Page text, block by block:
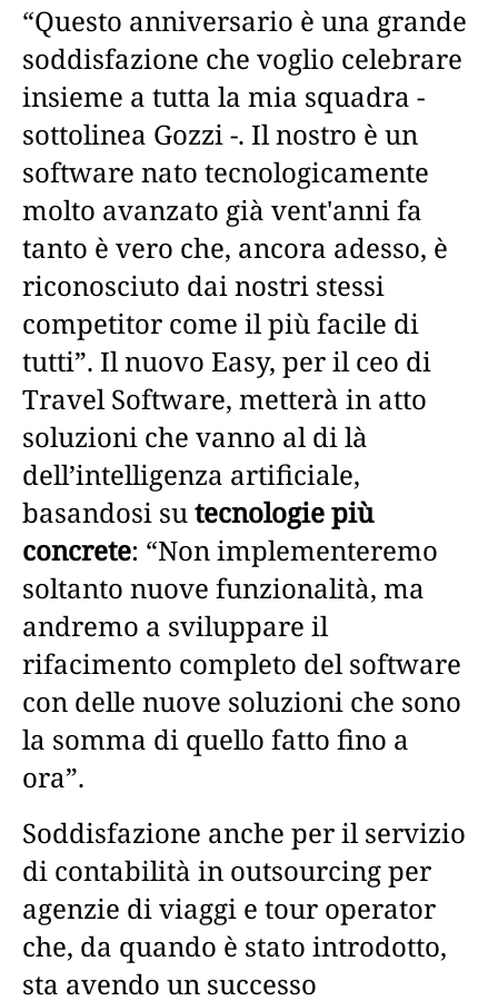
“Questo anniversario è una grande
soddisfazione che voglio celebrare
insieme a tutta la mia squadra -
sottolinea Gozzi -. Il nostro è un
software nato tecnologicamente
molto avanzato già vent'anni fa
tanto è vero che, ancora adesso, è
riconosciuto dai nostri stessi
competitor come il più facile di
tutti”. Il nuovo Easy, per il ceo di
Travel Software, metterà in atto
soluzioni che vanno al di là
dell’intelligenza artificiale,
basandosi sutecnologie più
concrete: “Non implementeremo
soltanto nuove funzionalità, ma
andremo a sviluppare il
rifacimento completo del software
con delle nuove soluzioni che sono
la somma di quello fatto fino a
ora”.
Soddisfazione anche per il servizio
di contabilità in outsourcing per
agenzie di viaggi e tour operator
che, da quando è stato introdotto,
sta avendo un successo